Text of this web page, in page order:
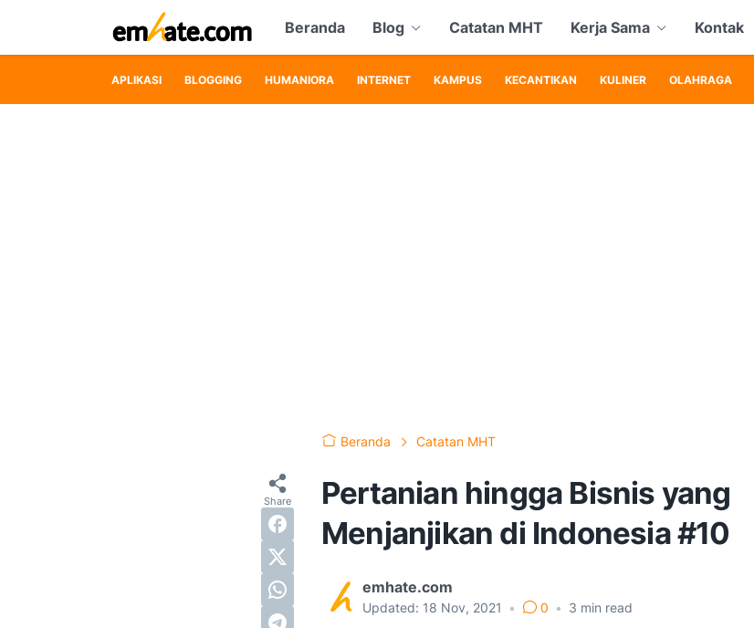
Beranda Blog Catatan MHT Kerja Sama Kontak
APLIKASI BLOGGING HUMANIORA INTERNET KAMPUS KECANTIKAN KULINER OLAHRAGA
Beranda Catatan MHT
Pertanian hingga Bisnis yang
Menjanjikan di Indonesia #10
emhate.com
Updated: 18 Nov, 2021 • 0 • 3 min read